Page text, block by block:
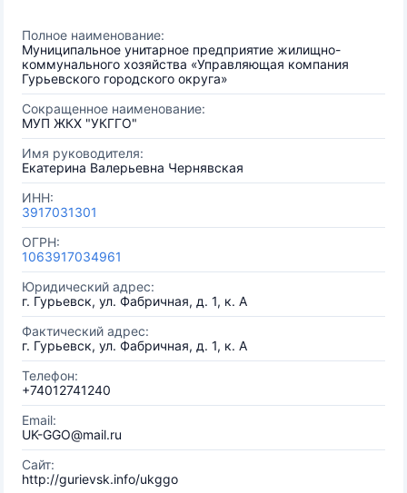
Полное наименование:
Муниципальное унитарное предприятие жилищно-
коммунального хозяйства «Управляющая компания
Гурьевского городского округа»
Сокращенное наименование:
МУП ЖКХ "УКГГО"
Имя руководителя:
Екатерина Валерьевна Чернявская
ИНН:
3917031301
ОГРН:
1063917034961
Юридический адрес:
г. Гурьевск, ул. Фабричная, д. 1, к. А
Фактический адрес:
г. Гурьевск, ул. Фабричная, д. 1, к. А
Телефон:
+74012741240
Email:
UK-GGO@mail.ru
Сайт:
http://gurievsk.info/ukggo